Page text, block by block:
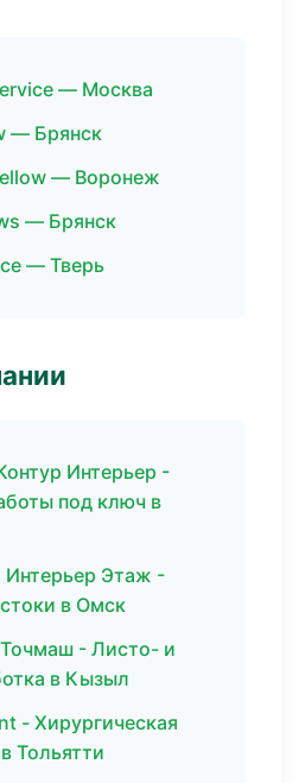
— Москва
— Брянск
— Воронеж
— Брянск
— Тверь
Интерьер -
под ключ в
Этаж -
в Омск
- Листо- и
в Кызыл
- Хирургическая
Тольятти